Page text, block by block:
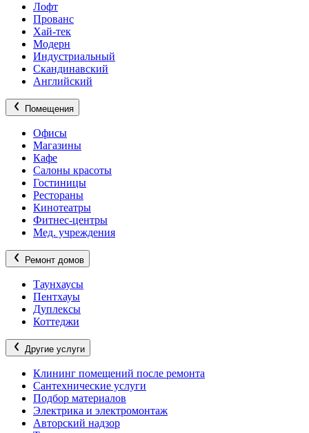
Лофт
Прованс
Хай-тек
Модерн
Индустриальный
Скандинавский
Английский
Помещения
Офисы
Магазины
Кафе
Салоны красоты
Гостиницы
Рестораны
Кинотеатры
Фитнес-центры
Мед. учреждения
Ремонт домов
Таунхаусы
Пентхауы
Дуплексы
Коттеджи
Другие услуги
Клининг помещений после ремонта
Сантехнические услуги
Подбор материалов
Электрика и электромонтаж
Авторский надзор